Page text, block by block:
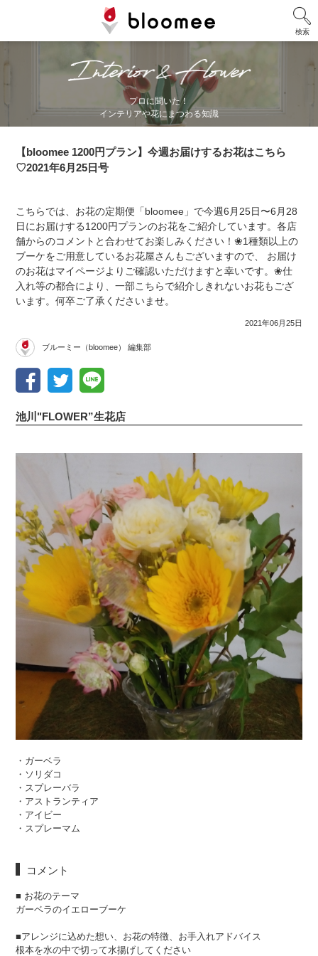
BloomeeStyle
検索
プロに聞いた！
インテリアや花にまつわる知識
【bloomee 1200円プラン】今週お届けするお花はこちら
♡2021年6月25日号
こちらでは、お花の定期便「bloomee」で今週6月25日〜6月28
日にお届けする1200円プランのお花をご紹介しています。各店
舗からのコメントと合わせてお楽しみください！❀1種類以上の
ブーケをご用意しているお花屋さんもございますので、 お届け
のお花はマイページよりご確認いただけますと幸いです。❀仕
入れ等の都合により、一部こちらで紹介しきれないお花もござ
います。何卒ご了承くださいませ。
2021年06月25日
ブルーミー（bloomee） 編集部
池川"FLOWER”生花店
・ガーベラ
・ソリダコ
・スプレーバラ
・アストランティア
・アイビー
・スプレーマム
コメント
■ お花のテーマ
ガーベラのイエローブーケ
■アレンジに込めた想い、お花の特徴、お手入れアドバイス
根本を水の中で切って水揚げしてください